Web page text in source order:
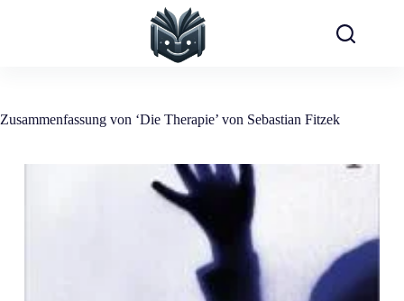
Zusammenfassung von ‘Die Therapie’ von Sebastian Fitzek